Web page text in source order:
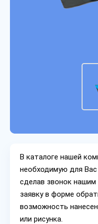
В каталоге нашей
необходимую для
сделав звонок
заявку в форме
возможность
или рисунка.